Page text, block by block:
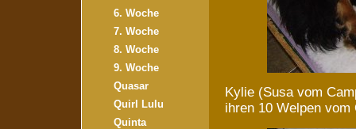
6. Woche
7. Woche
8. Woche
9. Woche
Quasar
Quirl Lulu
Quinta
Kylie (Susa vom
ihren 10 Welpen vom